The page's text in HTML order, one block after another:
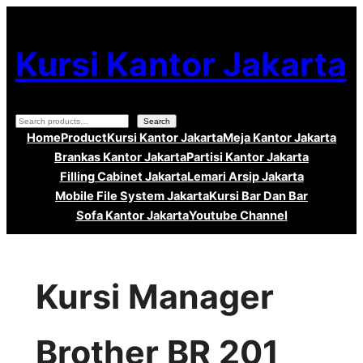
ke
konten
Kursi Kantor Jakarta
Search Search
HomeProductKursi Kantor JakartaMeja Kantor Jakarta
Brankas Kantor JakartaPartisi Kantor Jakarta
Filling Cabinet JakartaLemari Arsip Jakarta
Mobile File System JakartaKursi Bar Dan Bar
Sofa Kantor JakartaYoutube Channel
Kursi Manager
Brother BR 201